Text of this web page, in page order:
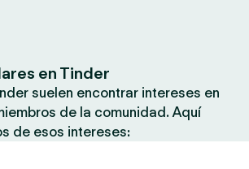
en Tinder
suelen encontrar intereses en
de la comunidad. Aquí
de esos intereses: